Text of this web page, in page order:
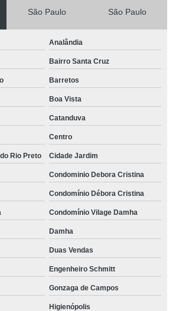
São Paulo São Paulo
Analândia
Bairro Santa Cruz
Barretos
Boa Vista
Catanduva
Centro
Rio Preto Cidade Jardim
Condominio Debora Cristina
Condomínio Débora Cristina
Condomínio Vilage Damha
Damha
Duas Vendas
Engenheiro Schmitt
Gonzaga de Campos
Higienópolis